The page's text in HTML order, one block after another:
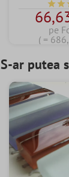
pe
( =
S-ar putea